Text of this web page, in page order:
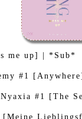
me up] | *Sub*
#1
#1 [The
[Meine